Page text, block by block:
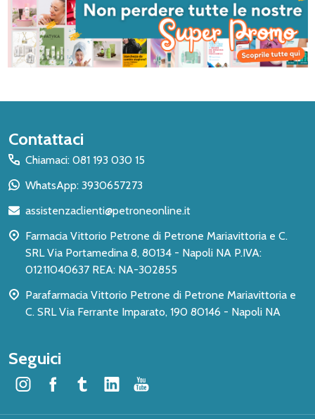
Inizio
del
piè
pagina
Contattaci
Chiamaci: 081 193 030 15
WhatsApp: 3930657273
assistenzaclienti@petroneonline.it
Farmacia Vittorio Petrone di Petrone Mariavittoria e C.
SRL Via Portamedina 8, 80134 - Napoli NA P.IVA:
01211040637 REA: NA-302855
Parafarmacia Vittorio Petrone di Petrone Mariavittoria e
C. SRL Via Ferrante Imparato, 190 80146 - Napoli NA
Seguici